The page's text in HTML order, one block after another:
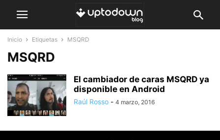
Inicio Etiquetas MSQRD
MSQRD
El cambiador de caras MSQRD ya
disponible en Android
Raúl Rosso - 4 marzo, 2016